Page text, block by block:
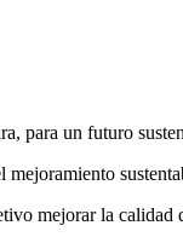
para un futuro
mejorar la calidad